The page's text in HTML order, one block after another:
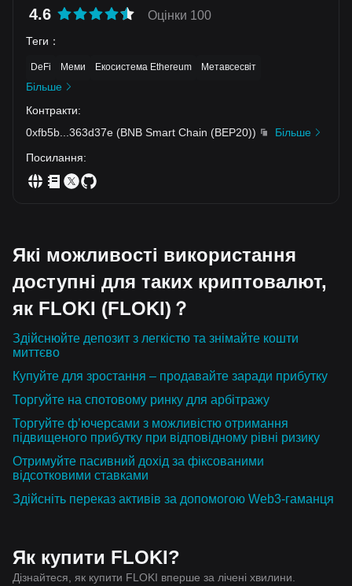
4.6 Оцінки 100
Теги ：
DeFi Меми Екосистема Ethereum Метавсесвіт
Більше
Контракти:
0xfb5b
363d37e (BNB Smart Chain (BEP20))
Більше
Посилання:
Які можливості використання
доступні для таких криптовалют,
як FLOKI (FLOKI)？
Здійснюйте депозит з легкістю та знімайте кошти
миттєво
Купуйте для зростання – продавайте заради прибутку
Торгуйте на спотовому ринку для арбітражу
Торгуйте ф’ючерсами з можливістю отримання
підвищеного прибутку при відповідному рівні ризику
Отримуйте пасивний дохід за фіксованими
відсотковими ставками
Здійсніть переказ активів за допомогою Web3-гаманця
Як купити FLOKI?
Дізнайтеся, як купити FLOKI вперше за лічені хвилини.